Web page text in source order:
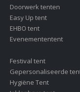
Doorwerk tenten
Easy Up tent
EHBO tent
Evenemententent
Festival tent
Gepersonaliseerde
Hygiëne Tent